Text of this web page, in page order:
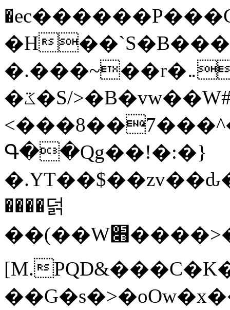
�H
�.���~��r�޼�}�܅�mؕWu���K}
�ػ�S/>�B�vw��W#�I��*]\W��)Ħ�1��fC}
Գ��Qg��!�:�}
����덝
��(��W׋����>��O>�d�%Y�@�@ڻ<�z{rc&׻��z�����AeK�^�����������˩t��=x~
[M.
��G�s�>�oO